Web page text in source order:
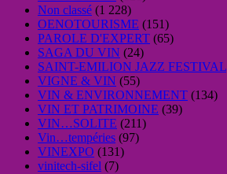
Non classé (1 228)
OENOTOURISME (151)
PAROLE D'EXPERT (65)
SAGA DU VIN (24)
SAINT-EMILION JAZZ FESTIVAL
VIGNE & VIN (55)
VIN & ENVIRONNEMENT (134)
VIN ET PATRIMOINE (39)
VIN…SOLITE (211)
Vin…tempéries (97)
VINEXPO (131)
vinitech-sifel (7)